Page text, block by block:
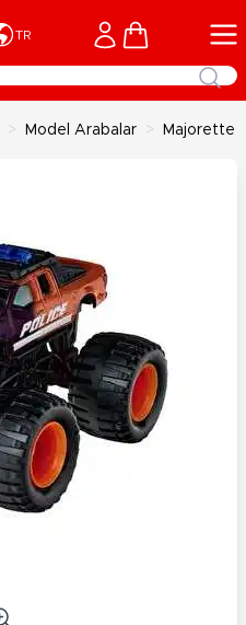
TR Cart
> Model Arabalar > Majorette